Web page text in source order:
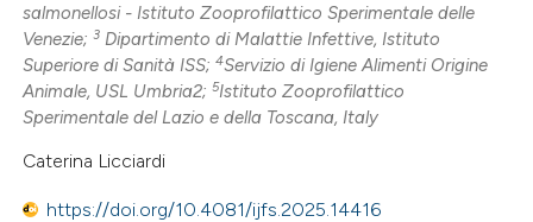
how this article has been
atscite.ai
shows how a scientific paper
been cited by providing the
salmonellosi - Istituto Zooprofilattico Sperimentale delle
Venezie;3 Dipartimento di Malattie Infettive, Istituto
Superiore di Sanità ISS;4Servizio di Igiene Alimenti Origine
Animale, USL Umbria2;5Istituto Zooprofilattico
Sperimentale del Lazio e della Toscana, Italy
Caterina Licciardi
https://doi.org/10.4081/ijfs.2025.14416